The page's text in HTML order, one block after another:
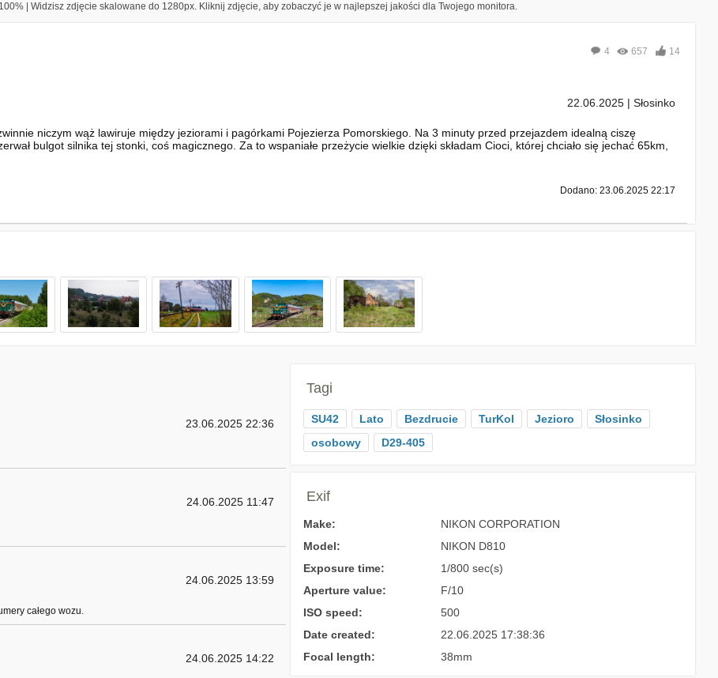
| Widzisz zdjęcie skalowane do 1280px. Kliknij zdjęcie, aby zobaczyć je w najlepszej jakości dla Twojego monitora.
4 657 14
22.06.2025 | Słosinko
niczym wąż lawiruje między jeziorami i pagórkami Pojezierza Pomorskiego. Na 3 minuty przed przejazdem idealną ciszę
bulgot silnika tej stonki, coś magicznego. Za to wspaniałe przeżycie wielkie dzięki składam Cioci, której chciało się jechać 65km,
Dodano: 23.06.2025 22:17
23.06.2025 22:36
24.06.2025 11:47
24.06.2025 13:59
całego wozu.
24.06.2025 14:22
Tagi
SU42 Lato Bezdrucie TurKol Jezioro
Słosinko
osobowy
D29-405
Exif
Make:
NIKON CORPORATION
Model:
NIKON D810
Exposure time:
1/800 sec(s)
Aperture value:
F/10
ISO speed:
500
Date created:
22.06.2025 17:38:36
Focal length:
38mm